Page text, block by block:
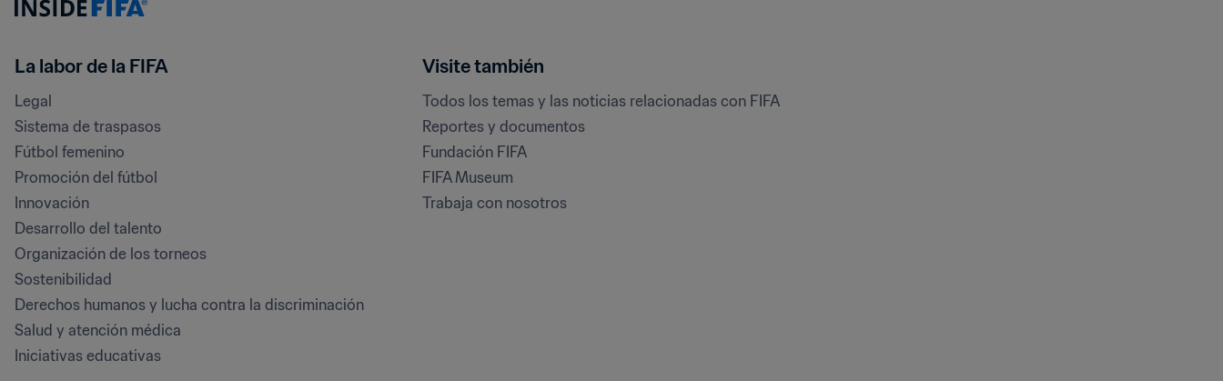
La labor de la FIFA
Legal
Sistema de traspasos
Fútbol femenino
Promoción del fútbol
Innovación
Desarrollo del talento
Organización de los torneos
Sostenibilidad
Derechos humanos y lucha contra la discriminación
Salud y atención médica
Iniciativas educativas
Visite también
Todos los temas y las noticias relacionadas con FIFA
Reportes y documentos
Fundación FIFA
FIFA Museum
Trabaja con nosotros